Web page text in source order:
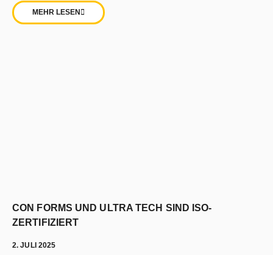
MEHR LESEN
CON FORMS UND ULTRA TECH SIND ISO-
ZERTIFIZIERT
2. JULI 2025